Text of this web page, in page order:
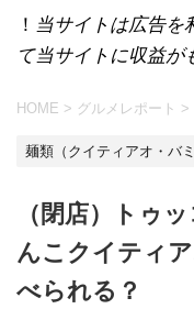
！ 当サイトは広告を
て当サイトに収益が
HOME > グルメレポート >
麺類（クイティアオ・バミ
（閉店）トゥ
んこクイティ
べられる？